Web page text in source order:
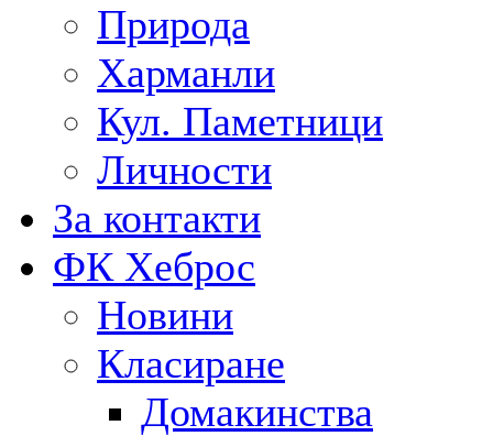
Природа
Харманли
Кул. Паметници
Личности
За контакти
ФК Хеброс
Новини
Класиране
Домакинства